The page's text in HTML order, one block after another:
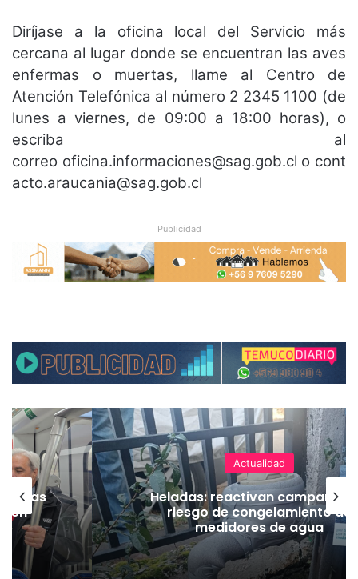
Diríjase a la oficina local del Servicio más
cercana al lugar donde se encuentran las aves
enfermas o muertas, llame al Centro de
Atención Telefónica al número 2 2345 1100 (de
lunes a viernes, de 09:00 a 18:00 horas), o
escriba al
correo oficina.informaciones@sag.gob.cl o cont
acto.araucania@sag.gob.cl
Publicidad
vías
Actualidad
Heladas: reactivan campaña
riesgo de congelamiento de
medidores de agua